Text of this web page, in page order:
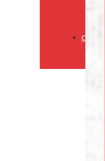
Contact